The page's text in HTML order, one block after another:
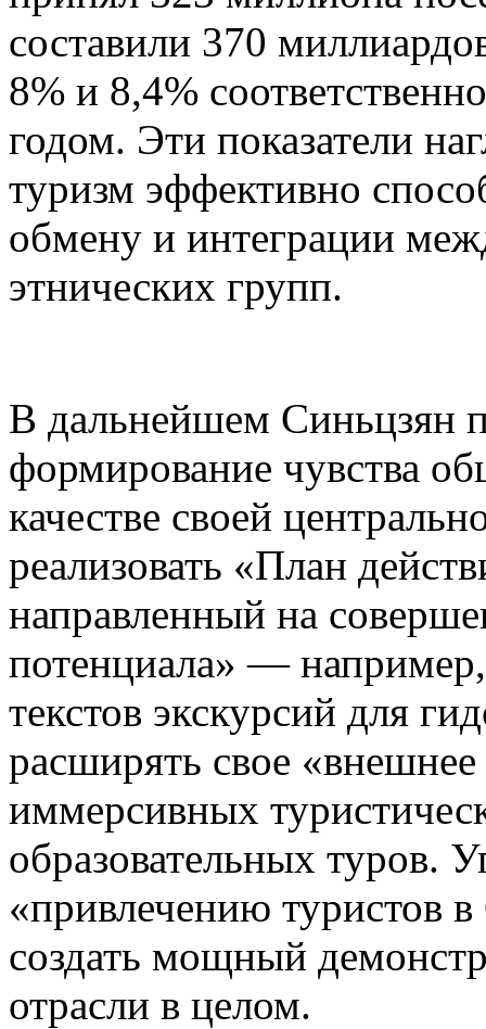
составили 370
8% и 8,4%
годом. Эти показатели
туризм эффективно
обмену и интеграции
этнических групп.
В дальнейшем Синьцзян
формирование чувства
качестве своей
реализовать «План
направленный на
потенциала» — например,
текстов экскурсий для
расширять свое «внешнее
иммерсивных
образовательных туров.
«привлечению туристов
создать мощный
отрасли в целом.